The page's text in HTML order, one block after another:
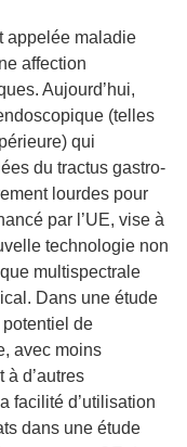
appelée maladie
affection
Aujourd’hui,
(telles
qui
du tractus gastro-
lourdes pour
par l’UE, vise à
technologie non
multispectrale
Dans une étude
de
avec moins
à d’autres
facilité d’utilisation
dans une étude